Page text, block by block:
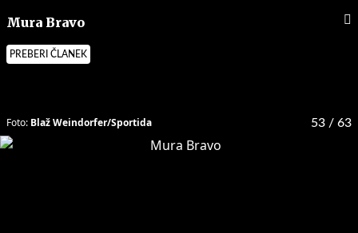
Mura Bravo
PREBERI ČLANEK
53 / 63
Foto: Blaž Weindorfer/Sportida